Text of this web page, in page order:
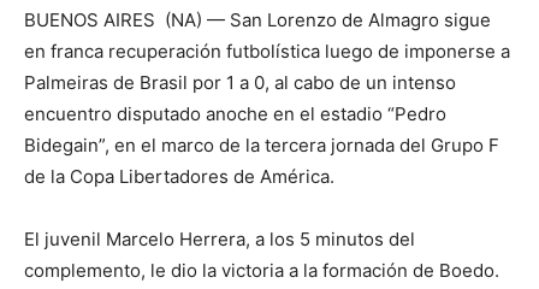
BUENOS AIRES (NA) — San Lorenzo de Almagro sigue
en franca recuperación futbolística luego de imponerse a
Palmeiras de Brasil por 1 a 0, al cabo de un intenso
encuentro disputado anoche en el estadio “Pedro
Bidegain”, en el marco de la tercera jornada del Grupo F
de la Copa Libertadores de América.
El juvenil Marcelo Herrera, a los 5 minutos del
complemento, le dio la victoria a la formación de Boedo.